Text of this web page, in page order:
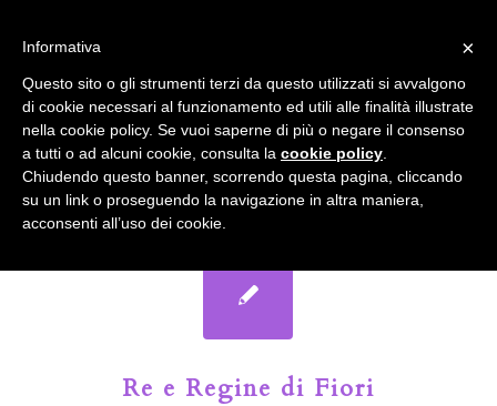
Il Blog del Garden Club di Bologna
Re e Regine di Fiori
accetta l'uso dei cookies previsto nella pagina dedicata.
Fai clic per abilitare/disabilitare il tracciamento di
Google Analytics.
OK Privacy e cookie policy
×
Informativa
Questo sito o gli strumenti terzi da questo utilizzati si avvalgono
di cookie necessari al funzionamento ed utili alle finalità illustrate
nella cookie policy. Se vuoi saperne di più o negare il consenso
a tutti o ad alcuni cookie, consulta la cookie policy
Chiudendo questo banner, scorrendo questa pagina, cliccando
su un link o proseguendo la navigazione in altra maniera,
acconsenti all’uso dei cookie.